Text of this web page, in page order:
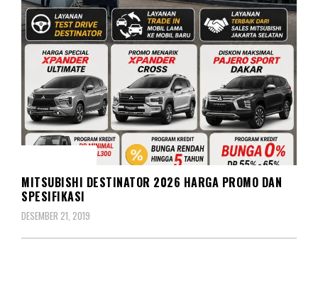
MITSUBISHI DESTINATOR 2026 HARGA PROMO DAN
SPESIFIKASI
DESEMBER 21, 2019